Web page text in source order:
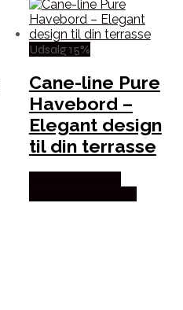
Udsalg 15%
Cane-line Pure
Havebord –
Elegant design
til din terrasse